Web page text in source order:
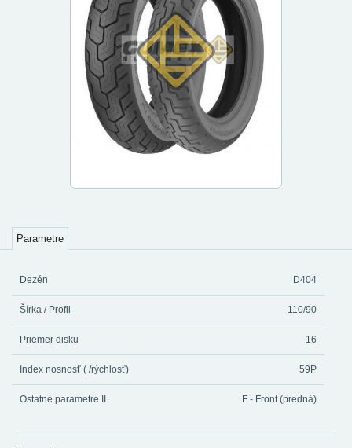
Parametre
Dezén D404
Šírka / Profil 110/90
Priemer disku 16
Index nosnosť ( /rýchlosť) 59P
Ostatné parametre II. F - Front (predná)